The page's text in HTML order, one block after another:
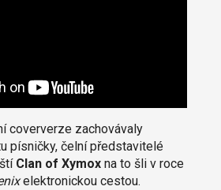
coververze zachovávaly
písničky, čelní představitelé
Clan of Xymox na to šli v roce
elektronickou cestou.